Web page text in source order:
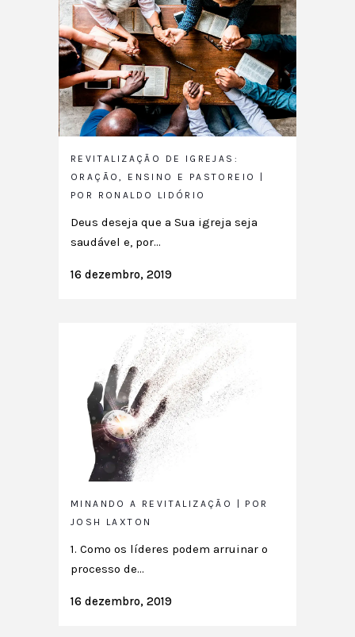
REVITALIZAÇÃO DE IGREJAS:
ORAÇÃO, ENSINO E PASTOREIO |
POR RONALDO LIDÓRIO
Deus deseja que a Sua igreja seja
saudável e, por...
16 dezembro, 2019
MINANDO A REVITALIZAÇÃO | POR
JOSH LAXTON
1. Como os líderes podem arruinar o
processo de...
16 dezembro, 2019